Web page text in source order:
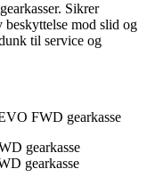
Sikrer
mod slid og
til service og
FWD gearkasse
gearkasse
gearkasse